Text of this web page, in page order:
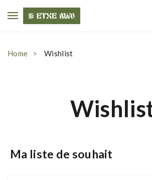
Home Wishlist
Ma liste de souhait